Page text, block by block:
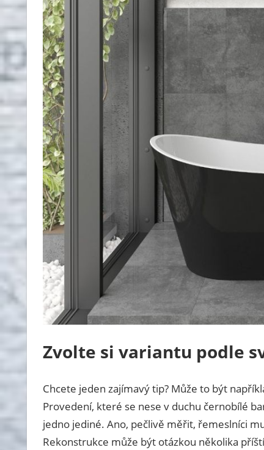
Zvolte si variantu podle
Chcete jeden zajímavý tip? Může to být
Provedení, které se nese v duchu černobílé
jedno jediné. Ano, pečlivě měřit, řemeslníci
Rekonstrukce může být otázkou několika